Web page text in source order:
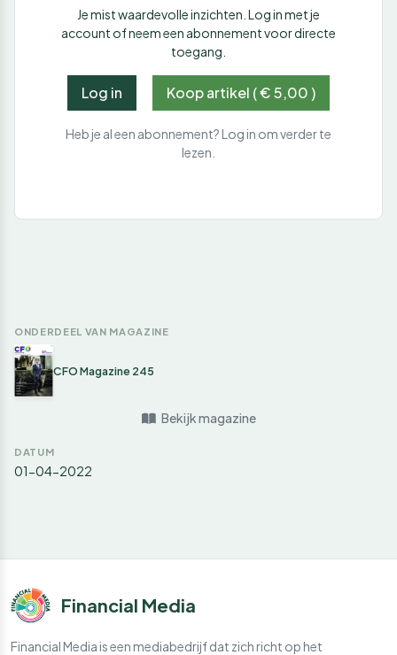
Je mist waardevolle inzichten. Log in met je
account of neem een abonnement voor directe
toegang.
Log in Koop artikel ( € 5,00 )
Heb je al een abonnement? Log in om verder te
lezen.
ONDERDEEL VAN MAGAZINE
CFO Magazine 245
Bekijk magazine
DATUM
01-04-2022
Financial Media
Financial Media is een mediabedrijf dat zich richt op het